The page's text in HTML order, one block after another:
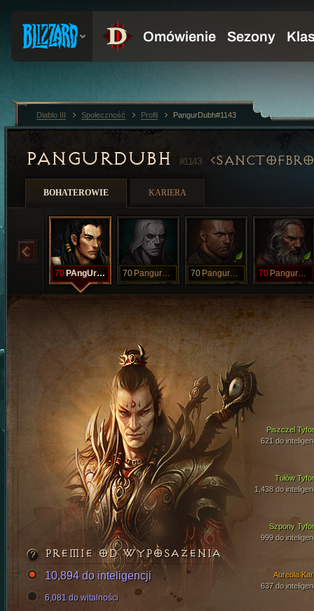
PANGURDUBH #1143
BOHATEROWIE KARIERA
70 PAngUrDUbh 70 PangurDUBH 70 PangurDubh 70 PangurDubh
Tułów
1,438 do
Szpony
999 do
Piszczel
621 do
Aureola
637 do
PREMIE OD WYPOSAŻENIA
10,894 do inteligencji
6,081 do witalności
Diablo III Społeczność Profil PangurDubh#1143